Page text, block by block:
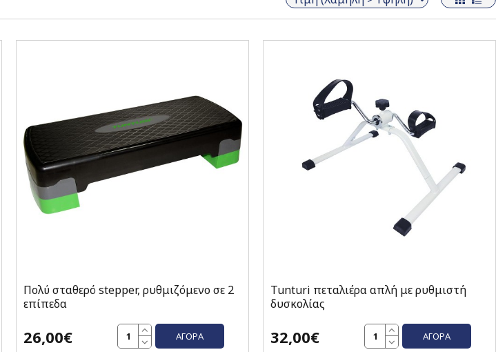
Πολύ σταθερό stepper, ρυθμιζόμενο σε 2
επίπεδα
26,00€ ΑΓΟΡΆ
Tunturi πεταλιέρα απλή με ρυθμιστή
δυσκολίας
32,00€ ΑΓΟΡΆ